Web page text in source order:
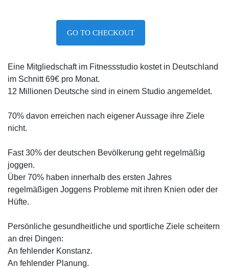
GO TO CHECKOUT
Eine Mitgliedschaft im Fitnessstudio kostet in Deutschland
im Schnitt 69€ pro Monat.
12 Millionen Deutsche sind in einem Studio angemeldet.
70% davon erreichen nach eigener Aussage ihre Ziele
nicht.
Fast 30% der deutschen Bevölkerung geht regelmäßig
joggen.
Über 70% haben innerhalb des ersten Jahres
regelmäßigen Joggens Probleme mit ihren Knien oder der
Hüfte.
Persönliche gesundheitliche und sportliche Ziele scheitern
an drei Dingen:
An fehlender Konstanz.
An fehlender Planung.